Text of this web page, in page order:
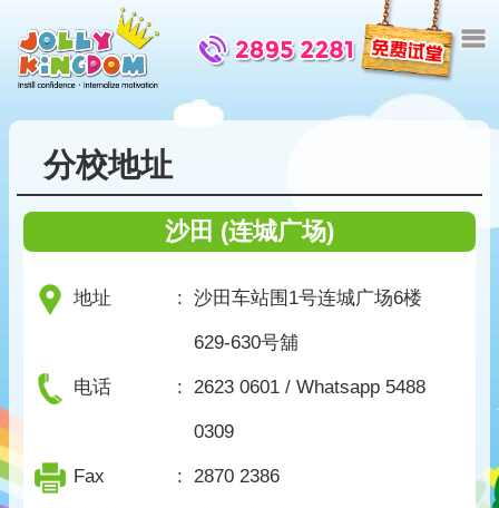
分校地址
沙田 (连城广场)
地址 : 沙田车站围1号连城广场6楼
629-630号舖
电话 : 2623 0601 / Whatsapp 5488
0309
Fax : 2870 2386